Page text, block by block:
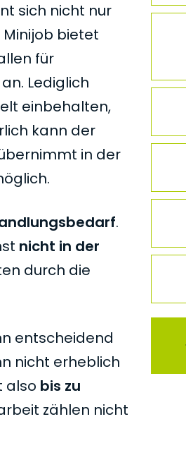
sich nicht nur
bietet
für
an. Lediglich
einbehalten,
kann der
in der
.
nicht in der
durch die
entscheidend
nicht erheblich
also bis zu
zählen nicht